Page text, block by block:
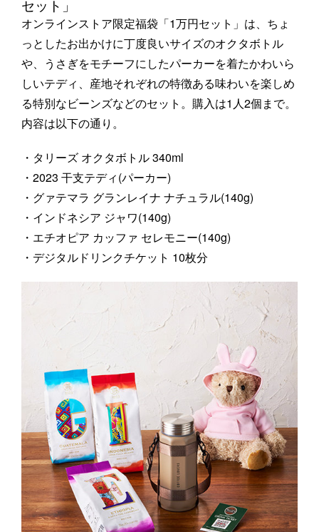
セット」
オンラインストア限定福袋「1万円セット」は、ちょ
っとしたお出かけに丁度良いサイズのオクタボトル
や、うさぎをモチーフにしたパーカーを着たかわいら
しいテディ、産地それぞれの特徴ある味わいを楽しめ
る特別なビーンズなどのセット。購入は1人2個まで。
内容は以下の通り。
・タリーズ オクタボトル 340ml
・2023 干支テディ(パーカー)
・グァテマラ グランレイナ ナチュラル(140g)
・インドネシア ジャワ(140g)
・エチオピア カッファ セレモニー(140g)
・デジタルドリンクチケット 10枚分